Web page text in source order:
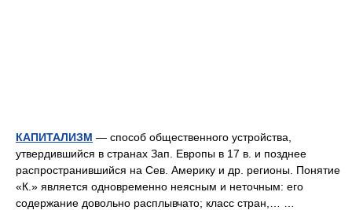
КАПИТАЛИЗМ — способ общественного устройства,
утвердившийся в странах Зап. Европы в 17 в. и позднее
распространившийся на Сев. Америку и др. регионы. Понятие
«К.» является одновременно неясным и неточным: его
содержание довольно расплывчато; класс стран,… …